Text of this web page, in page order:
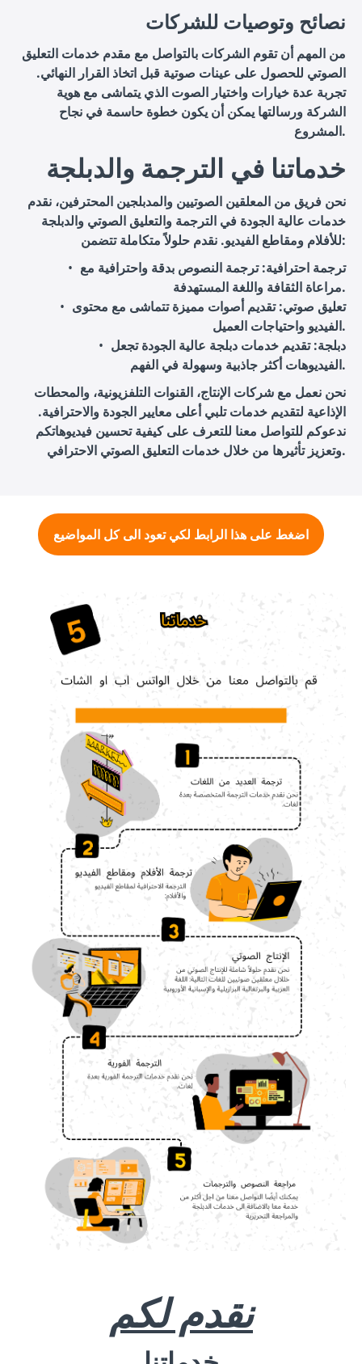
نصائح وتوصيات للشركات
من المهم أن تقوم الشركات بالتواصل مع مقدم خدمات التعليق
الصوتي للحصول على عينات صوتية قبل اتخاذ القرار النهائي.
تجربة عدة خيارات واختيار الصوت الذي يتماشى مع هوية
الشركة ورسالتها يمكن أن يكون خطوة حاسمة في نجاح
المشروع.
خدماتنا في الترجمة والدبلجة
نحن فريق من المعلقين الصوتيين والمدبلجين المحترفين، نقدم
خدمات عالية الجودة في الترجمة والتعليق الصوتي والدبلجة
للأفلام ومقاطع الفيديو. نقدم حلولاً متكاملة تتضمن:
ترجمة احترافية: ترجمة النصوص بدقة واحترافية مع
مراعاة الثقافة واللغة المستهدفة.
تعليق صوتي: تقديم أصوات مميزة تتماشى مع محتوى
الفيديو واحتياجات العميل.
دبلجة: تقديم خدمات دبلجة عالية الجودة تجعل
الفيديوهات أكثر جاذبية وسهولة في الفهم.
نحن نعمل مع شركات الإنتاج، القنوات التلفزيونية، والمحطات
الإذاعية لتقديم خدمات تلبي أعلى معايير الجودة والاحترافية.
ندعوكم للتواصل معنا للتعرف على كيفية تحسين فيديوهاتكم
وتعزيز تأثيرها من خلال خدمات التعليق الصوتي الاحترافي.
اضغط على هذا الرابط لكي تعود الى كل المواضيع
نقدم لكم